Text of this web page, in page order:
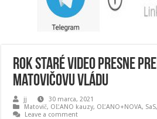
Rok staré video presne
Matovičovu vládu
jj
30 marca, 2021
Matovič, OĽANO kauzy, OĽANO+NOVA, SaS,
Leave a comment